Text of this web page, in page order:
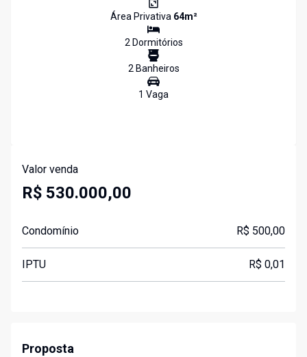
Área Privativa 64m²
2Dormitórios
2Banheiros
1 Vaga
Valor venda
R$ 530.000,00
Condomínio R$ 500,00
IPTU R$ 0,01
Proposta